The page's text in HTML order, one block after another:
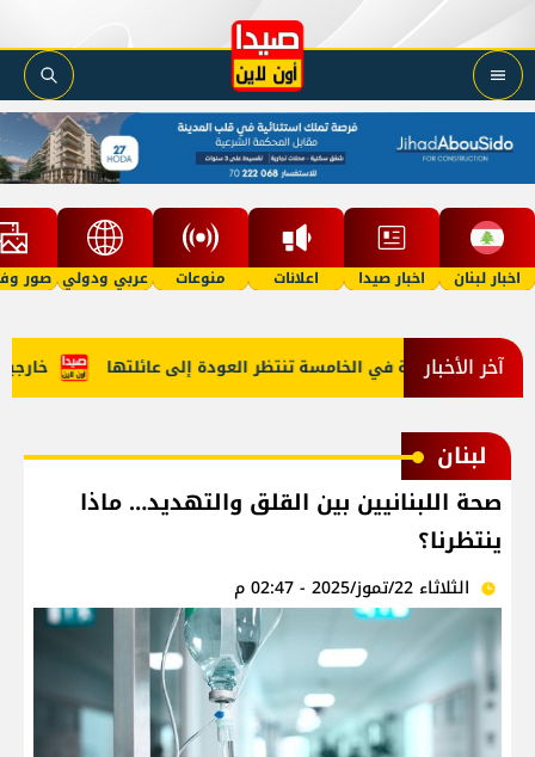
اخبار لبنان اخبار صيدا اعلانات منوعات عربي ودولي صور
آخر الأخبار خارجية طفلة في الخامسة تنتظر العودة إلى عائلتها
لبنان
صحة اللبنانيين بين القلق والتهديد… ماذا
ينتظرنا؟
الثلاثاء 22/تموز/2025 - 02:47 م